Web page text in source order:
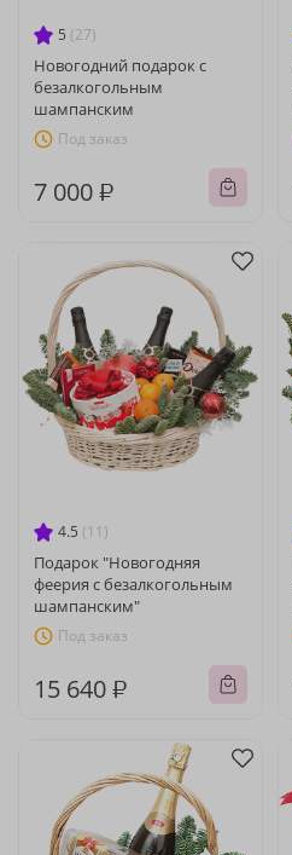
5 (27)
Новогодний подарок с
безалкогольным
шампанским
Под заказ
7 000 ₽
4.5 (11)
Подарок "Новогодняя
феерия с безалкогольным
шампанским"
Под заказ
15 640 ₽